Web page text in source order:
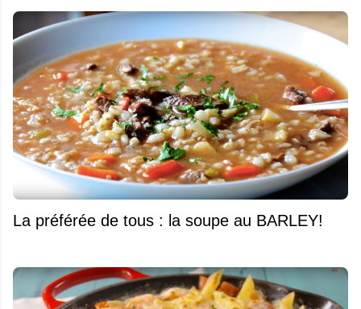
La préférée de tous : la soupe au BARLEY!